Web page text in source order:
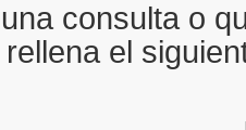
consulta o
rellena el